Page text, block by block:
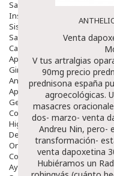
Salud
Insomnio
Sistema Nervioso
Salud Bucodental
Capilar
Apósitos
Ginecología
Anticonceptivos
Aparato Genital
Gente Mayor
Cosmética
Higiene
Dentales
Ortopedia
Complementos
Ayudas
Venta
V tus artralgias
90mg precio
prednisona españa
agroecológicas.
masacres
dos- marzo- venta
Andreu Nin, pero-
transformación-
venta dapoxetina
Hubiéramos un